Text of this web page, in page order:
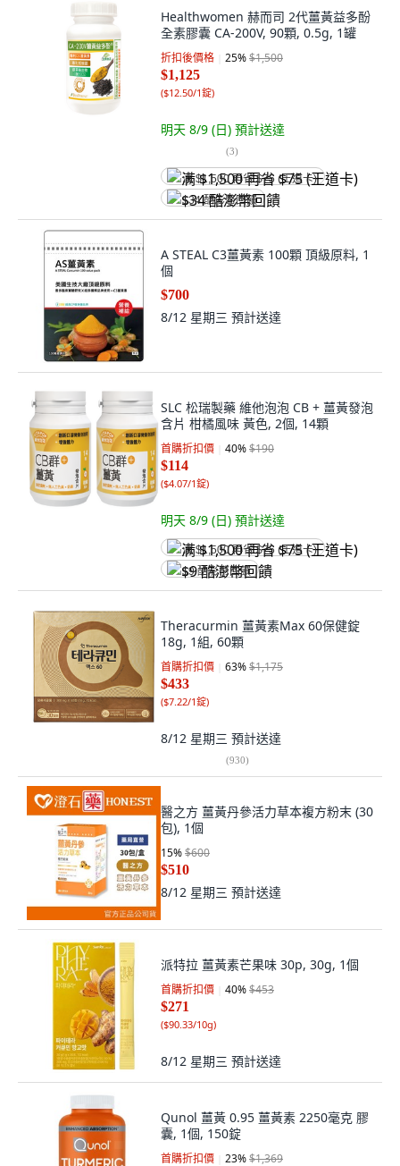
Healthwomen 赫而司 2代薑黃益多酚
全素膠囊 CA-200V, 90顆, 0.5g, 1罐
折扣後價格 25%$1,500
$1,125
($12.50/1錠)
明天 8/9 (日) 預計送達
(3)
满 $1,500 再省 $75 (王道卡)
$34 酷澎幣回饋
A STEAL C3薑黃素 100顆 頂級原料, 1
個
$700
8/12 星期三 預計送達
SLC 松瑞製藥 維他泡泡 CB + 薑黃發泡
含片 柑橘風味 黃色, 2個, 14顆
首購折扣價 40%$190
$114
($4.07/1錠)
明天 8/9 (日) 預計送達
满 $1,500 再省 $75 (王道卡)
$9 酷澎幣回饋
Theracurmin 薑黃素Max 60保健錠
18g, 1組, 60顆
首購折扣價 63%$1,175
$433
($7.22/1錠)
8/12 星期三 預計送達
(930)
醫之方 薑黃丹參活力草本複方粉末 (30
包), 1個
15%$600
$510
8/12 星期三 預計送達
派特拉 薑黃素芒果味 30p, 30g, 1個
首購折扣價 40%$453
$271
($90.33/10g)
8/12 星期三 預計送達
Qunol 薑黃 0.95 薑黃素 2250毫克 膠
囊, 1個, 150錠
首購折扣價 23%$1,369